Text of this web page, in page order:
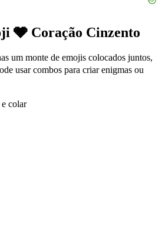
🩶 Coração Cinzento
um monte de emojis colocados juntos,
usar combos para criar enigmas ou
colar